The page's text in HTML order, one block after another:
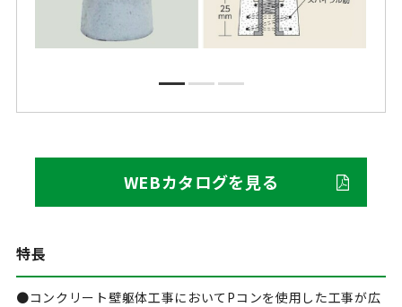
WEBカタログを見る
特長
●コンクリート壁躯体工事においてPコンを使用した工事が広